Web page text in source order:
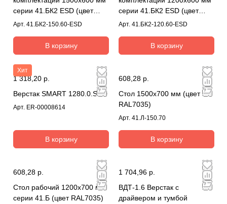
серии 41.БК2 ESD (цвет
RAL7035)
Арт. 41.БК2-150.60-ESD
В корзину
серии 41.БК2 ESD (цвет
RAL7035)
Арт. 41.БК2-120.60-ESD
В корзину
Хит
1 318,20 р.
Верстак SMART 1280.0.S4.0
Арт. ER-00008614
В корзину
608,28 р.
Стол 1500х700 мм (цвет
RAL7035)
Арт. 41.Л-150.70
В корзину
608,28 р.
Стол рабочий 1200х700 мм
серии 41.Б (цвет RAL7035)
1 704,96 р.
ВДТ-1.6 Верстак с
драйвером и тумбой